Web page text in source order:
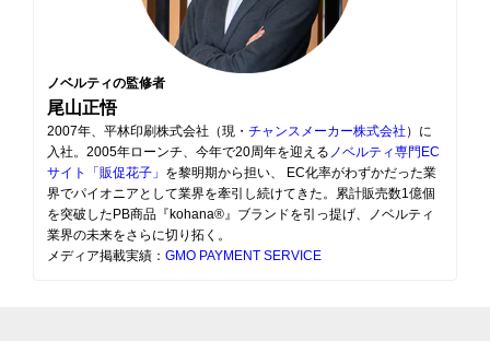
ノベルティの監修者
尾山正悟
2007年、平林印刷株式会社（現・ チャンスメーカー株式会社 ）に
入社。2005年ローンチ、今年で20周年を迎える ノベルティ専門EC
サイト「販促花子」 を黎明期から担い、 EC化率がわずかだった業
界でパイオニアとして業界を牽引し続けてきた。累計販売数1億個
を突破したPB商品『kohana®』ブランドを引っ提げ、ノベルティ
業界の未来をさらに切り拓く。
メディア掲載実績： GMO PAYMENT SERVICE